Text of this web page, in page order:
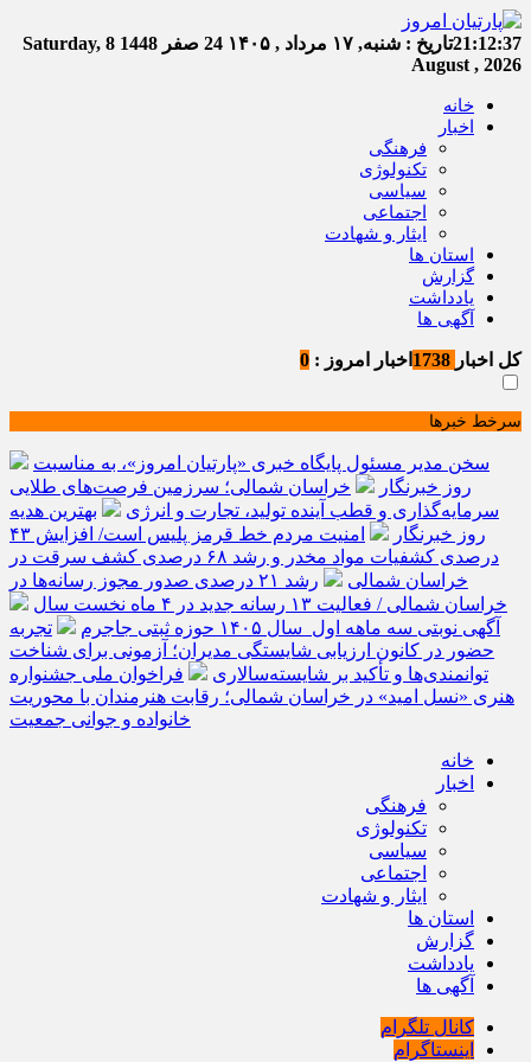
21:12:37تاریخ : شنبه, ۱۷ مرداد , ۱۴۰۵ 24 صفر 1448
Saturday, 8
August , 2026
خانه
اخبار
فرهنگی
تکنولوژی
سیاسی
اجتماعی
ایثار و شهادت
استان ها
گزارش
یادداشت
آگهی ها
کل اخبار اخبار امروز : 0
سرخط خبرها
سخن مدیر مسئول پایگاه خبری «پارتیان امروز»، به مناسبت
روز خبرنگار
خراسان شمالی؛ سرزمین فرصت‌های طلایی
سرمایه‌گذاری و قطب آینده تولید، تجارت و انرژی
بهترین هدیه
روز خبرنگار
امنیت مردم خط قرمز پلیس است/ افزایش ۴۳
درصدی کشفیات مواد مخدر و رشد ۶۸ درصدی کشف سرقت در
خراسان شمالی
رشد ۲۱ درصدی صدور مجوز رسانه‌ها در
خراسان شمالی / فعالیت ۱۳ رسانه جدید در ۴ ماه نخست سال
آگهی نوبتی سه ماهه اول سال ۱۴۰۵ حوزه ثبتی جاجرم
تجربه
حضور در کانون ارزیابی شایستگی مدیران؛ آزمونی برای شناخت
توانمندی‌ها و تأکید بر شایسته‌سالاری
فراخوان ملی جشنواره
هنری «نسل امید» در خراسان شمالی؛ رقابت هنرمندان با محوریت
خانواده و جوانی جمعیت
خانه
اخبار
فرهنگی
تکنولوژی
سیاسی
اجتماعی
ایثار و شهادت
استان ها
گزارش
یادداشت
آگهی ها
کانال تلگرام
اینستاگرام